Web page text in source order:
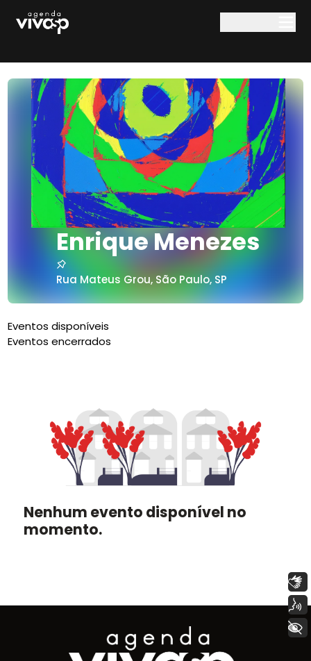
Enrique Menezes
Rua Mateus Grou, São Paulo, SP
Eventos disponíveis
Eventos encerrados
Nenhum evento disponível no
momento.
Voz
+ Acessibilidade